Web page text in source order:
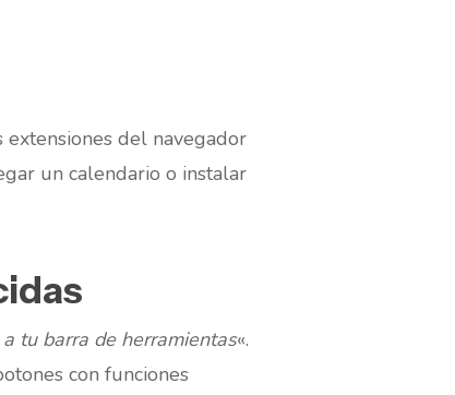
extensiones del navegador
un calendario o instalar
tu barra de herramientas«.
con funciones